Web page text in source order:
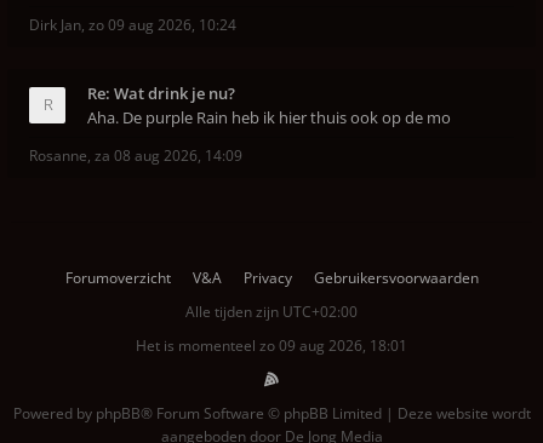
Dirk Jan, zo 09 aug 2026, 10:24
Re: Wat drink je nu?
Aha. De purple Rain heb ik hier thuis ook op de mo
Rosanne, za 08 aug 2026, 14:09
Forumoverzicht V&A Privacy
Gebruikersvoorwaarden
Alle tijden zijn UTC+02:00
Het is momenteel zo 09 aug 2026, 18:01
Powered by phpBB® Forum Software © phpBB Limited | Deze website wordt
aangeboden door De Jong Media